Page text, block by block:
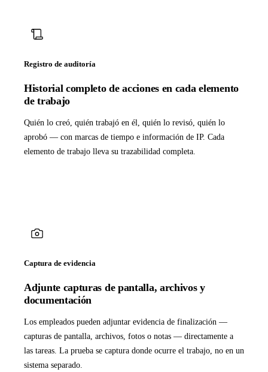
Registro de auditoría
Historial completo de acciones en cada elemento
de trabajo
Quién lo creó, quién trabajó en él, quién lo revisó, quién lo
aprobó — con marcas de tiempo e información de IP. Cada
elemento de trabajo lleva su trazabilidad completa.
Captura de evidencia
Adjunte capturas de pantalla, archivos y
documentación
Los empleados pueden adjuntar evidencia de finalización —
capturas de pantalla, archivos, fotos o notas — directamente a
las tareas. La prueba se captura donde ocurre el trabajo, no en un
sistema separado.